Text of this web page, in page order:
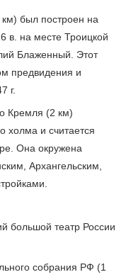
был построен на
в. на месте Троицкой
Блаженный. Этот
предвидения и
г.
Кремля (2 км)
холма и считается
Она окружена
Архангельским,
большой театр России
собрания РФ (1